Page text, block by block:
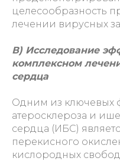
целесообразность
лечении вирусных
В) Исследование
комплексном
сердца
Одним из ключевых
атеросклероза и
сердца (ИБС)
перекисного
кислородных